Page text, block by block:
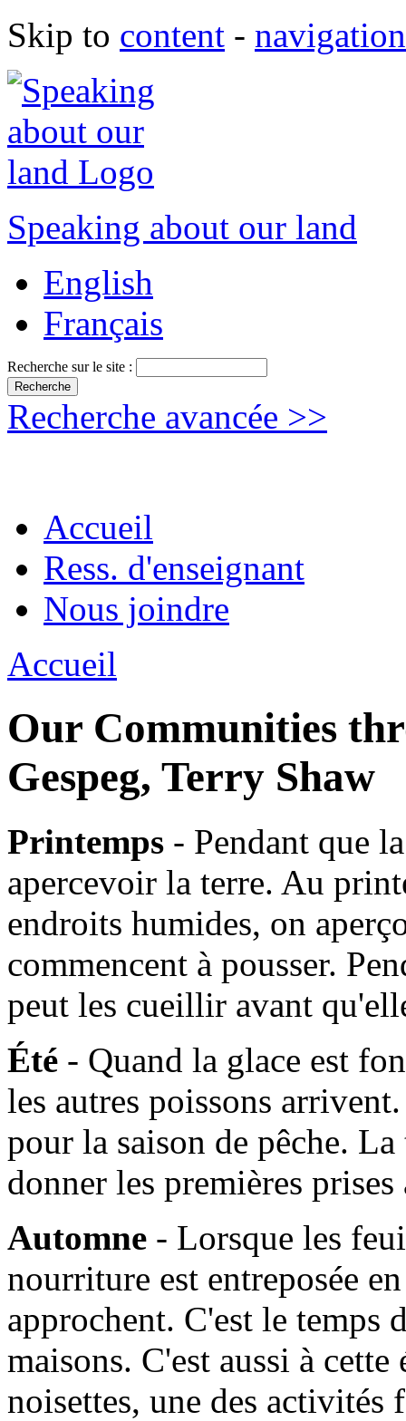
Skip to content - navigation
Speaking about our land
English
Français
Recherche sur le site :
Recherche avancée >>
Accueil
Ress. d'enseignant
Nous joindre
Accueil
Our Communities
Gespeg, Terry Shaw
Printemps - Pendant que
apercevoir la terre. Au
endroits humides, on
commencent à pousser.
peut les cueillir avant
Été - Quand la glace est
les autres poissons
pour la saison de pêche.
donner les premières
Automne - Lorsque les
nourriture est entreposée
approchent. C'est le temps
maisons. C'est aussi à
noisettes, une des